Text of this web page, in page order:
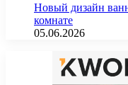
Новый дизайн
комнате
05.06.2026